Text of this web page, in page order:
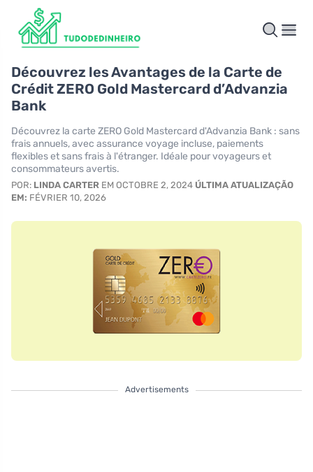
Découvrez les Avantages de la Carte de
Crédit ZERO Gold Mastercard d’Advanzia
Bank
Découvrez la carte ZERO Gold Mastercard d'Advanzia Bank : sans
frais annuels, avec assurance voyage incluse, paiements
flexibles et sans frais à l'étranger. Idéale pour voyageurs et
consommateurs avertis.
POR: LINDA CARTER EM OCTOBRE 2, 2024 ÚLTIMA ATUALIZAÇÃO
EM: FÉVRIER 10, 2026
Advertisements